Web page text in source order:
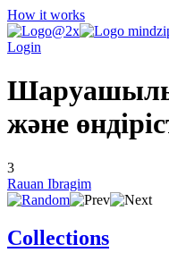
How it works
Login
және
3
Rauan Ibragim
Collections